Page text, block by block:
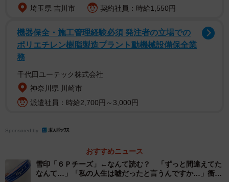
いました。そのため「盛り付ける場所を変えてもらうだけ
ではなぜ天ぷら別盛りを嫌がる店があるのでしょうか。和
食調理師の田沢まさみさんに話を聞きました。
サクサクで食べたいお客さんとお店側のこだわり
ーAさんの場合、盛り付ける場所を変えるだけのお願いに思
お客さんからすると、お皿を一枚増やすだけですが、お店
から見るとそう単純ではありません。器が増えれば洗い物
埼玉県 吉川市
契約社員：時給1,550円
機器保全・施工管理経験必須 発注者の立場での
ポリエチレン樹脂製造プラント動機械設備保全業
務
千代田ユーテック株式会社
神奈川県 川崎市
派遣社員：時給2,700円～3,000円
Sponsored by
おすすめニュース
雪印「６Ｐチーズ」←なんて読む？ 「ずっと間違えてた
なんて…」「私の人生は嘘だったと言うんですか…」衝撃